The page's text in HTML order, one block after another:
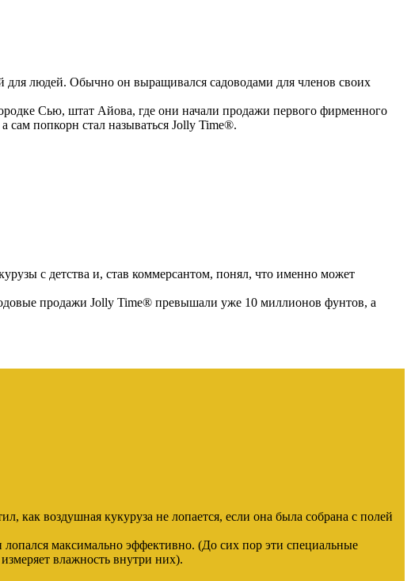
для людей. Обычно он выращивался садоводами для членов своих
Сью, штат Айова, где они начали продажи первого фирменного
попкорн стал называться Jolly Time®.
с детства и, став коммерсантом, понял, что именно может
продажи Jolly Time® превышали уже 10 миллионов фунтов, а
как воздушная кукуруза не лопается, если она была собрана с полей
максимально эффективно. (До сих пор эти специальные
влажность внутри них).